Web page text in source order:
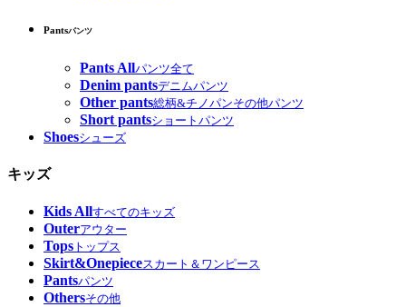
Pantsパンツ
Pants Allパンツ全て
Denim pantsデニムパンツ
Other pants総柄&チノパンその他パンツ
Short pantsショートパンツ
Shoesシューズ
キッズ
Kids Allすべてのキッズ
Outerアウター
Tops トップス
Skirt&Onepieceスカート＆ワンピース
Pantsパンツ
Othersその他